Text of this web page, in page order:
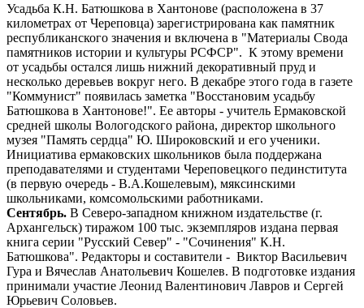
Усадьба К.Н. Батюшкова в Хантонове (расположена в 37
километрах от Череповца) зарегистрирована как памятник
республиканского значения и включена в "Материалы Свода
памятников истории и культуры РСФСР". К этому времени
от усадьбы остался лишь нижний декоративный пруд и
несколько деревьев вокруг него. В декабре этого года в газете
"Коммунист" появилась заметка "Восстановим усадьбу
Батюшкова в Хантонове!". Ее авторы - учитель Ермаковской
средней школы Вологодского района, директор школьного
музея "Память сердца" Ю. Широковский и его ученики.
Инициатива ермаковских школьников была поддержана
преподавателями и студентами Череповецкого пединститута
(в первую очередь - В.А.Кошелевым), мяксинскими
школьниками, комсомольскими работниками.
Сентябрь. В Северо-западном книжном издательстве (г.
Архангельск) тиражом 100 тыс. экземпляров издана первая
книга серии "Русский Север" - "Сочинения" К.Н.
Батюшкова". Редакторы и составители - Виктор Васильевич
Гура и Вячеслав Анатольевич Кошелев. В подготовке издания
принимали участие Леонид Валентинович Лавров и Сергей
Юрьевич Соловьев.